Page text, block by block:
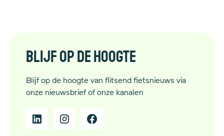
Blijf op de hoogte
Blijf op de hoogte van flitsend fietsnieuws via
onze nieuwsbrief of onze kanalen